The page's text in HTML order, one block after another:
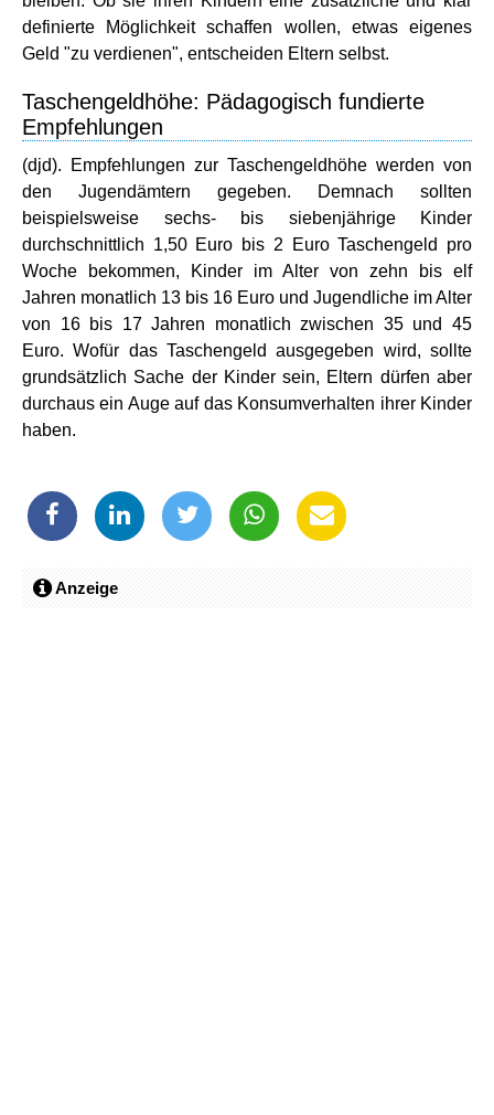
definierte Möglichkeit schaffen wollen, etwas eigenes
Geld "zu verdienen", entscheiden Eltern selbst.
Taschengeldhöhe: Pädagogisch fundierte
Empfehlungen
(djd). Empfehlungen zur Taschengeldhöhe werden von
den Jugendämtern gegeben. Demnach sollten
beispielsweise sechs- bis siebenjährige Kinder
durchschnittlich 1,50 Euro bis 2 Euro Taschengeld pro
Woche bekommen, Kinder im Alter von zehn bis elf
Jahren monatlich 13 bis 16 Euro und Jugendliche im Alter
von 16 bis 17 Jahren monatlich zwischen 35 und 45
Euro. Wofür das Taschengeld ausgegeben wird, sollte
grundsätzlich Sache der Kinder sein, Eltern dürfen aber
durchaus ein Auge auf das Konsumverhalten ihrer Kinder
haben.
Anzeige